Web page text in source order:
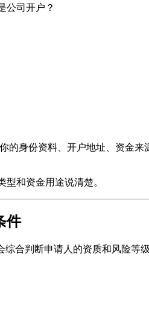
公司开户？
的身份资料、开户地址、资金
和资金用途说清楚。
件
合判断申请人的资质和风险等级